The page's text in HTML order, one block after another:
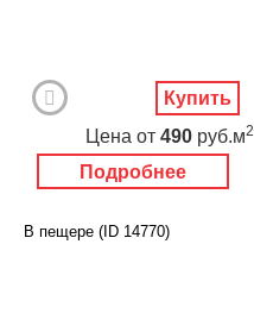
Подробнее
Цена от 490 руб.м2
Купить
В пещере (ID 14770)